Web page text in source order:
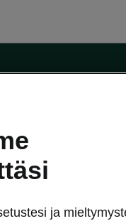
Avustinjärjestelmät
ja